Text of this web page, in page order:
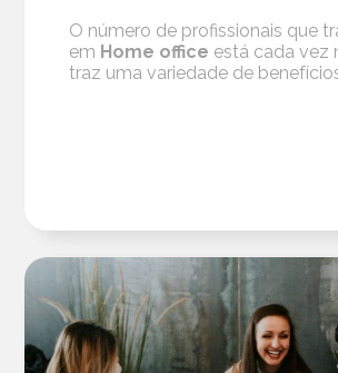
O número de profissionais que
em Home office está cada vez
traz uma variedade de